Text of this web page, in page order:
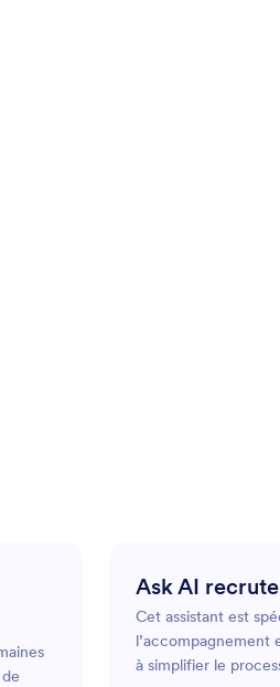
Ask AI
Cet assistant est
à simplifier le